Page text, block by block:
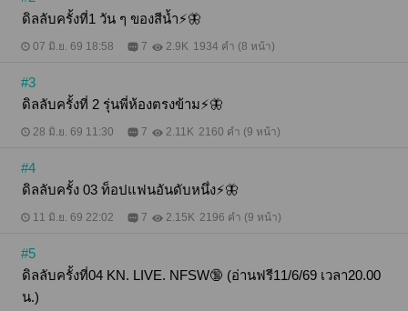
ดิลลับครั้งที่1 วัน ๆ ของสีน้ำ⚡️🦋
07 มิ.ย. 69 18:58 7 2.9K 1934 คำ (8 หน้า)
#3
ดิลลับครั้งที่ 2 รุ่นพี่ห้องตรงข้าม⚡️🦋
28 มิ.ย. 69 11:30 7 2.11K 2160 คำ (9 หน้า)
#4
ดิลลับครั้ง 03 ท็อปแฟนอันดับหนึ่ง⚡️🦋
11 มิ.ย. 69 22:02 7 2.15K 2196 คำ (9 หน้า)
#5
ดิลลับครั้งที่04 KN. LIVE. NFSW🔞 (อ่านฟรี11/6/69 เวลา20.00
น.)